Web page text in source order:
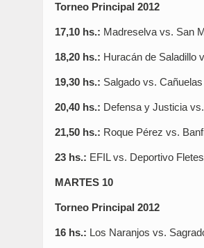
Torneo Principal 2012
17,10 hs.: Madreselva vs. San
18,20 hs.: Huracán de Saladillo
19,30 hs.: Salgado vs.
20,40 hs.: Defensa y Justicia
21,50 hs.: Roque Pérez vs.
23 hs.: EFIL vs. Deportivo Fletes
MARTES 10
Torneo Principal 2012
16 hs.: Los Naranjos vs.